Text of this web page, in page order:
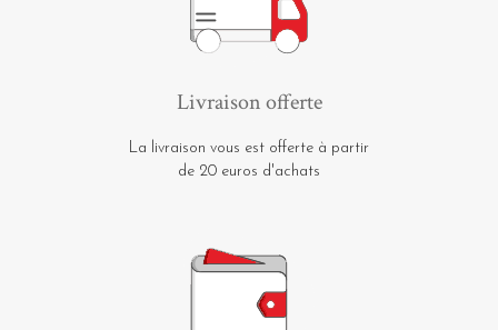
Livraison offerte
La livraison vous est offerte à partir
de 20 euros d'achats